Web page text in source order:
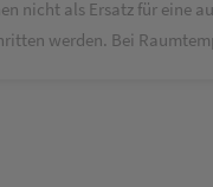
nicht als Ersatz für eine
werden. Bei